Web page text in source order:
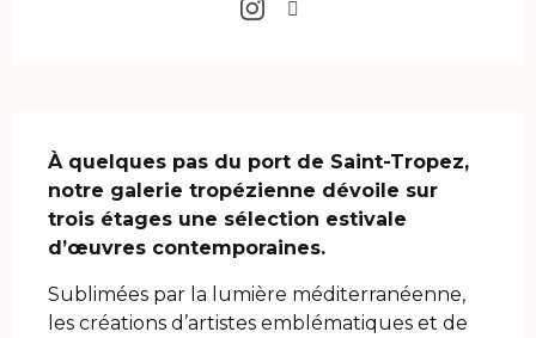
À quelques pas du port de Saint-Tropez,
notre galerie tropézienne dévoile sur
trois étages une sélection estivale
d’œuvres contemporaines.
Sublimées par la lumière méditerranéenne,
les créations d’artistes emblématiques et de